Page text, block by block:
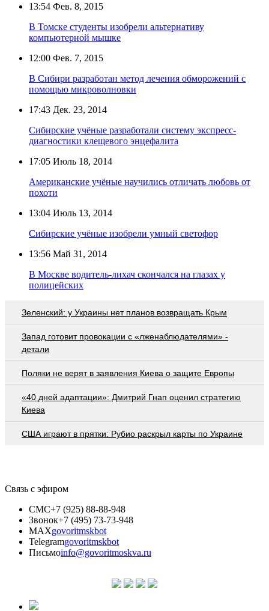
13:54 Фев. 8, 2015
В Томске студенты изобрели альтернативу
компьютерной мышке
12:00 Фев. 7, 2015
В Сибири разработан метод лечения обморожений с
помощью микроволновки
17:43 Дек. 23, 2014
Сибирские учёные разработали систему экспресс-
диагностики клещевого энцефалита
17:05 Июль 18, 2014
Американские учёные научились отличать любовь от
похоти
13:04 Июль 13, 2014
Сибирские учёные изобрели умный светофор
13:56 Май 31, 2014
В Москве водитель-лихач скончался на глазах у
полицейских
Зеленский: у Украины нет планов возвращать Крым
Запад готовит провокации с «лженаблюдателями» -
детали
Поляки не верят в заявления Киева о защите Европы
«40 дней адаптации»: Дмитрий Гнап оценил стратегию
Киева
США играют в прятки: Рубио раскрыл карты по Украине
Связь с эфиром
СМС+7 (925) 88-88-948
Звонок+7 (495) 73-73-948
MAXgovoritmskbot
Telegramgovoritmskbot
Письмоinfo@govoritmoskva.ru